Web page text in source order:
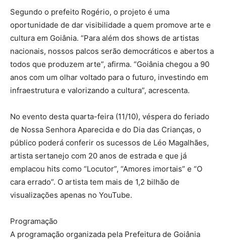
Segundo o prefeito Rogério, o projeto é uma
oportunidade de dar visibilidade a quem promove arte e
cultura em Goiânia. “Para além dos shows de artistas
nacionais, nossos palcos serão democráticos e abertos a
todos que produzem arte”, afirma. “Goiânia chegou a 90
anos com um olhar voltado para o futuro, investindo em
infraestrutura e valorizando a cultura”, acrescenta.
No evento desta quarta-feira (11/10), véspera do feriado
de Nossa Senhora Aparecida e do Dia das Crianças, o
público poderá conferir os sucessos de Léo Magalhães,
artista sertanejo com 20 anos de estrada e que já
emplacou hits como “Locutor”, “Amores imortais” e “O
cara errado”. O artista tem mais de 1,2 bilhão de
visualizações apenas no YouTube.
Programação
A programação organizada pela Prefeitura de Goiânia